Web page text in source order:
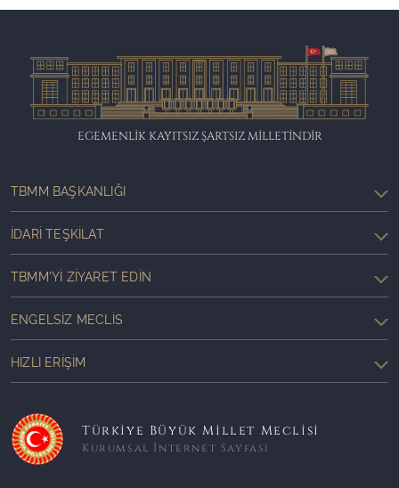
EGEMENLİK KAYITSIZ ŞARTSIZ MİLLETİNDİR
TBMM BAŞKANLIĞI
İDARI TEŞKILAT
TBMM'YI ZIYARET EDIN
ENGELSIZ MECLIS
HIZLI ERIŞIM
Türkiye Büyük Millet Meclisi
Kurumsal İnternet Sayfası